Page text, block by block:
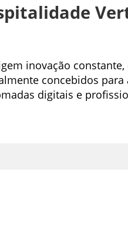
inovação constante,
concebidos para
digitais e